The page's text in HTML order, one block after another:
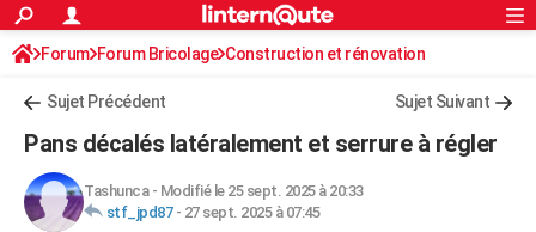
ACTUALITÉS
Politique
Société
Faits Divers
Education
Monde
Villes
+
FINANCE
Retraite
Impôts
Epargne
Immobilier
Risques naturels par ville
Banque
Assurance
Crédit
AUTO
Rechercher
S'inscrire
Connexion
Forum Forum Bricolage Construction et rénovation
Charpente, toiture, combles
Sujet Précédent Sujet Suivant
Pans décalés latéralement et serrure à régler
Tashunca- Modifié le 25 sept. 2025 à 20:33
stf_jpd87- 27 sept. 2025 à 07:45